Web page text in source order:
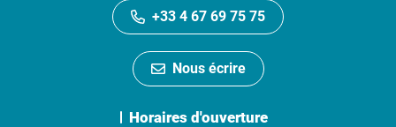
+33 4 67 69 75 75
Nous écrire
Horaires d'ouverture